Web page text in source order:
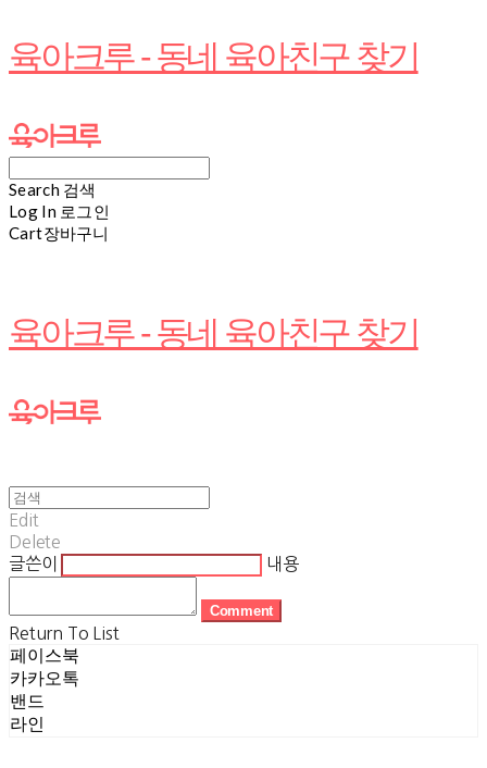
육아크루 - 동네 육아친구 찾기
Search 검색
Log In 로그인
Cart장바구니
육아크루 - 동네 육아친구 찾기
Edit
Delete
글쓴이
내용
Comment
Return To List
페이스북
카카오톡
밴드
라인